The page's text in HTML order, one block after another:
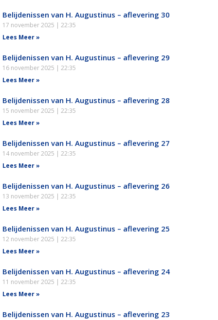
Belijdenissen van H. Augustinus – aflevering 30
17 november 2025
22:35
Lees Meer »
Belijdenissen van H. Augustinus – aflevering 29
16 november 2025
22:35
Lees Meer »
Belijdenissen van H. Augustinus – aflevering 28
15 november 2025
22:35
Lees Meer »
Belijdenissen van H. Augustinus – aflevering 27
14 november 2025
22:35
Lees Meer »
Belijdenissen van H. Augustinus – aflevering 26
13 november 2025
22:35
Lees Meer »
Belijdenissen van H. Augustinus – aflevering 25
12 november 2025
22:35
Lees Meer »
Belijdenissen van H. Augustinus – aflevering 24
11 november 2025
22:35
Lees Meer »
Belijdenissen van H. Augustinus – aflevering 23